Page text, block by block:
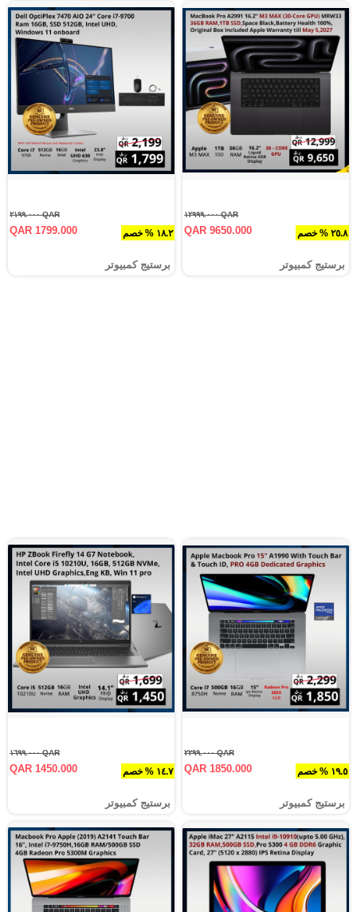
٢٥.٨ % خصم
QAR ١٢٩٩٩.٠٠٠
QAR 9650.000
برستيج كمبيوتر
١٨.٢ % خصم
QAR ٢١٩٩.٠٠٠
QAR 1799.000
برستيج كمبيوتر
١٩.٥ % خصم
QAR ٢٢٩٩.٠٠٠
QAR 1850.000
برستيج كمبيوتر
١٤.٧ % خصم
QAR ١٦٩٩.٠٠٠
QAR 1450.000
برستيج كمبيوتر